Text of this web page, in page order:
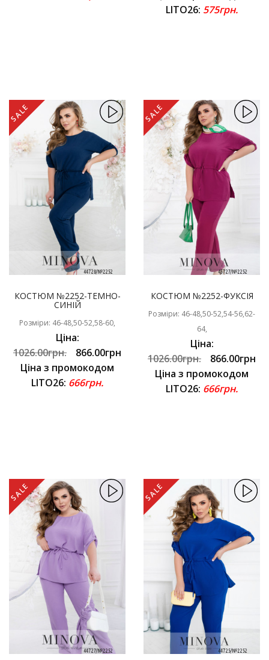
LITO26: 575грн.
SALE
КОСТЮМ №2252-ТЕМНО-
СИНІЙ
Розміри: 46-48,50-52,58-60,
Ціна:
1026.00грн.
866.00грн
Ціна з промокодом
LITO26: 666грн.
SALE
КОСТЮМ №2252-ФУКСІЯ
Розміри: 46-48,50-52,54-56,62-
64,
Ціна:
1026.00грн.
866.00грн
Ціна з промокодом
LITO26: 666грн.
SALE SALE